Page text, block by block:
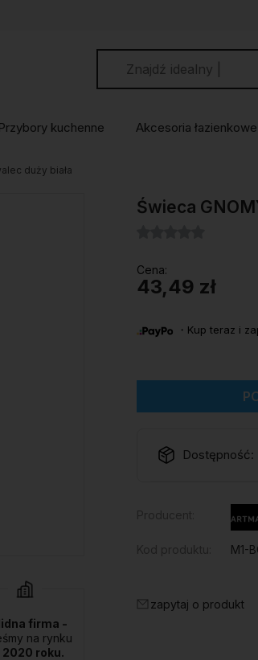
Przybory kuchenne Akcesoria łazienkowe
duży biała
firma -
na rynku
2020 roku.
Świeca
Cena:
43,49 zł
・Kup teraz i
Dostępność:
M1-
zapytaj o produkt